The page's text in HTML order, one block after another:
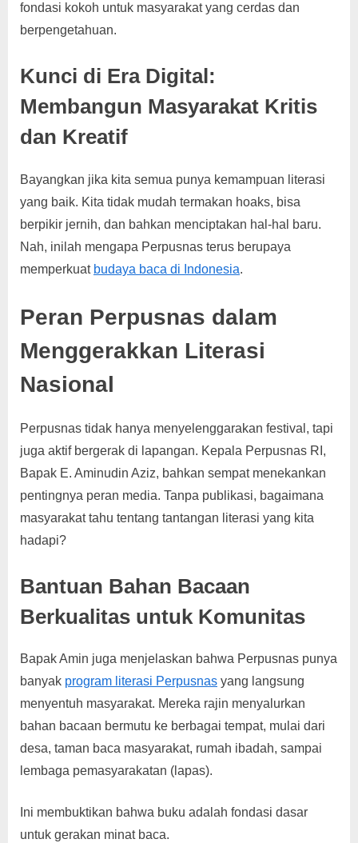
fondasi kokoh untuk masyarakat yang cerdas dan
berpengetahuan.
Kunci di Era Digital:
Membangun Masyarakat Kritis
dan Kreatif
Bayangkan jika kita semua punya kemampuan literasi
yang baik. Kita tidak mudah termakan hoaks, bisa
berpikir jernih, dan bahkan menciptakan hal-hal baru.
Nah, inilah mengapa Perpusnas terus berupaya
memperkuat budaya baca di Indonesia.
Peran Perpusnas dalam
Menggerakkan Literasi
Nasional
Perpusnas tidak hanya menyelenggarakan festival, tapi
juga aktif bergerak di lapangan. Kepala Perpusnas RI,
Bapak E. Aminudin Aziz, bahkan sempat menekankan
pentingnya peran media. Tanpa publikasi, bagaimana
masyarakat tahu tentang tantangan literasi yang kita
hadapi?
Bantuan Bahan Bacaan
Berkualitas untuk Komunitas
Bapak Amin juga menjelaskan bahwa Perpusnas punya
banyak program literasi Perpusnas yang langsung
menyentuh masyarakat. Mereka rajin menyalurkan
bahan bacaan bermutu ke berbagai tempat, mulai dari
desa, taman baca masyarakat, rumah ibadah, sampai
lembaga pemasyarakatan (lapas).
Ini membuktikan bahwa buku adalah fondasi dasar
untuk gerakan minat baca.